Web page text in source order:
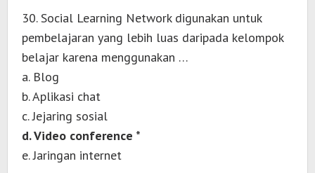
30. Social Learning Network digunakan untuk
pembelajaran yang lebih luas daripada kelompok
belajar karena menggunakan …
a. Blog
b. Aplikasi chat
c. Jejaring sosial
d. Video conference *
e. Jaringan internet